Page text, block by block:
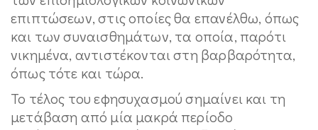
επιπτώσεων, στις οποίες θα επανέλθω, όπως
και των συναισθημάτων, τα οποία, παρότι
νικημένα, αντιστέκονται στη βαρβαρότητα,
όπως τότε και τώρα.
Το τέλος του εφησυχασμού σημαίνει και τη
μετάβαση από μία μακρά περίοδο